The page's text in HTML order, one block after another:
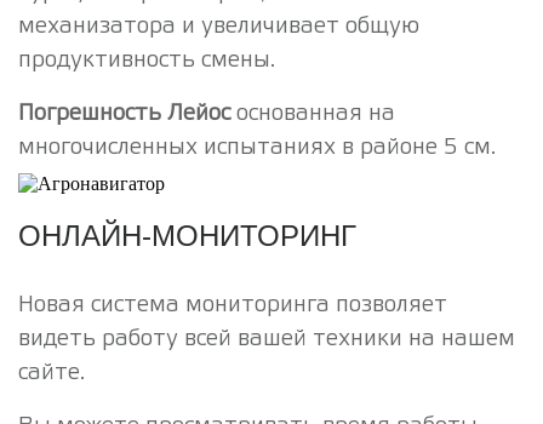
механизатора и увеличивает общую
продуктивность смены.
Погрешность Лейососнованная на
многочисленных испытаниях в районе 5 см.
ОНЛАЙН-МОНИТОРИНГ
Новая система мониторинга позволяет
видеть работу всей вашей техники на нашем
сайте.